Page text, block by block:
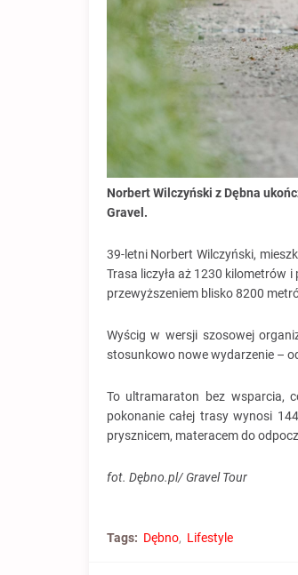
Norbert Wilczyński z Dębna
Gravel.
39-letni Norbert Wilczyński,
Trasa liczyła aż 1230 kilometrów
przewyższeniem blisko 8200
Wyścig w wersji szosowej
stosunkowo nowe wydarzenie –
To ultramaraton bez wsparcia,
pokonanie całej trasy wynosi
prysznicem, materacem do
fot. Dębno.pl/ Gravel Tour
Tags: Dębno Lifestyle